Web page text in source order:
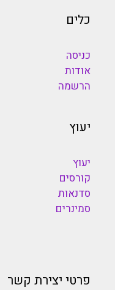
כלים
כניסה
אודות
הרשמה
יעוץ
יעוץ
קורסים
סדנאות
סמינרים
פרטי יצירת קשר